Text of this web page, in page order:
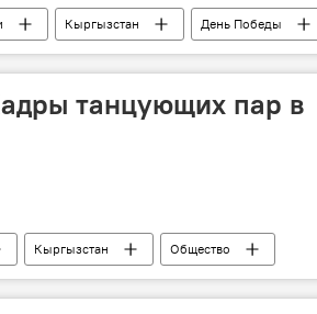
Кыргызстан
День Победы
танец
танцующих пар в
Кыргызстан
Общество
в ВОВ
Великая Отечественная война